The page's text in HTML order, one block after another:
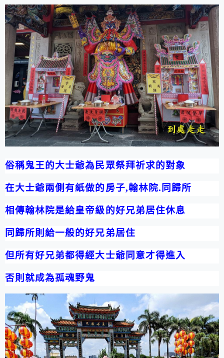
俗稱鬼王的大士爺為民眾祭拜祈求的對象
在大士爺兩側有紙做的房子,翰林院. 同歸所
相傳翰林院是給皇帝級的好兄弟居住休息
同歸所則給一般的好兄弟居住
但所有好兄弟都得經大士爺同意才得進入
否則就成為孤魂野鬼